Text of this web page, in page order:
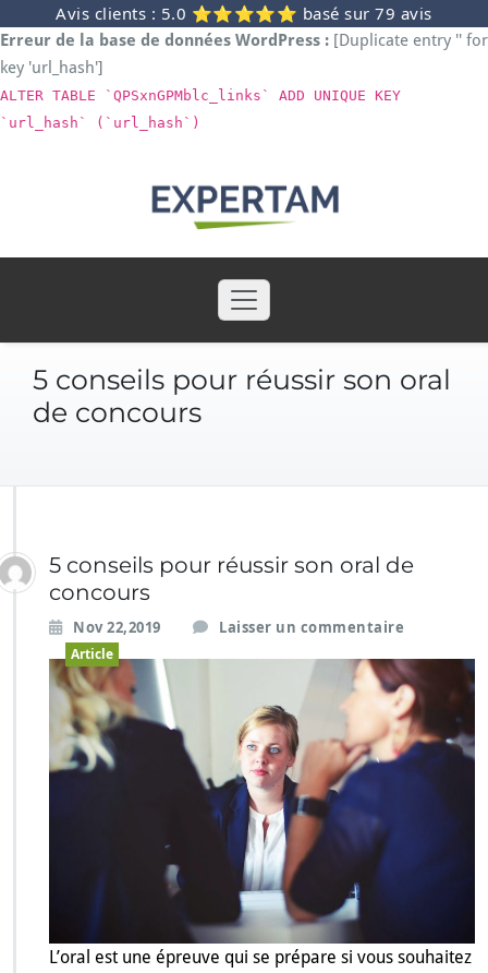
Avis clients : 5.0 ⭐⭐⭐⭐⭐ basé sur 79 avis
Erreur de la base de données WordPress : [Duplicate entry '' for
key 'url_hash']
ALTER TABLE `QPSxnGPMblc_links` ADD UNIQUE KEY
`url_hash` (`url_hash`)
5 conseils pour réussir son oral
de concours
5 conseils pour réussir son oral de
concours
Nov 22,2019 Laisser un commentaire
Article
L’oral est une épreuve qui se prépare si vous souhaitez